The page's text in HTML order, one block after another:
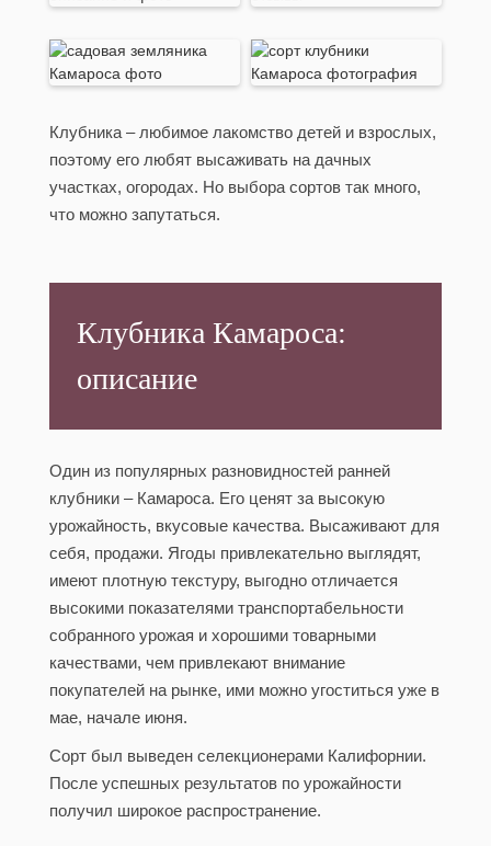
Клубника – любимое лакомство детей и взрослых,
поэтому его любят высаживать на дачных
участках, огородах. Но выбора сортов так много,
что можно запутаться.
Клубника Камароса:
описание
Один из популярных разновидностей ранней
клубники – Камароса. Его ценят за высокую
урожайность, вкусовые качества. Высаживают для
себя, продажи. Ягоды привлекательно выглядят,
имеют плотную текстуру, выгодно отличается
высокими показателями транспортабельности
собранного урожая и хорошими товарными
качествами, чем привлекают внимание
покупателей на рынке, ими можно угоститься уже в
мае, начале июня.
Сорт был выведен селекционерами Калифорнии.
После успешных результатов по урожайности
получил широкое распространение.